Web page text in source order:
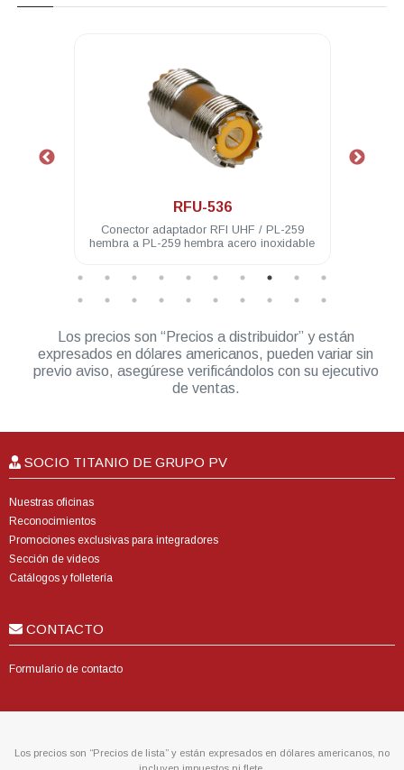
RFU-536
Conector adaptador RFI UHF / PL-259
hembra a PL-259 hembra acero inoxidable
Los precios son “Precios a distribuidor” y están
expresados en dólares americanos, pueden variar sin
previo aviso, asegúrese verificándolos con su ejecutivo
de ventas.
SOCIO TITANIO DE GRUPO PV
Nuestras oficinas
Reconocimientos
Promociones exclusivas para integradores
Sección de videos
Catálogos y folletería
CONTACTO
Formulario de contacto
Los precios son “Precios de lista” y están expresados en dólares americanos, no